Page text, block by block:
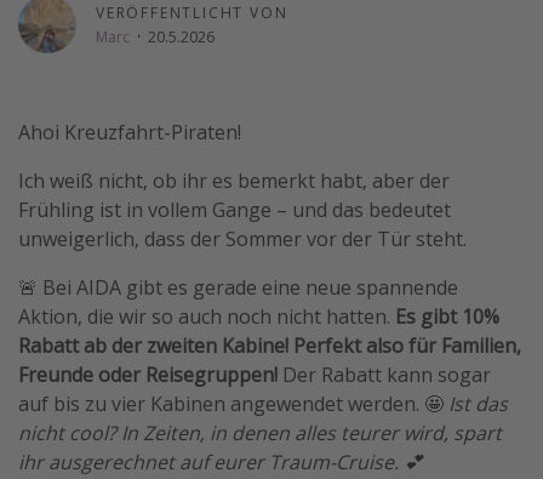
Travel Know How
Silvesterreisen
Last Minute Urlaub Deutschland
VERÖFFENTLICHT VON
Marc · 20.5.2026
Ahoi Kreuzfahrt-Piraten!
Ich weiß nicht, ob ihr es bemerkt habt, aber der
Frühling ist in vollem Gange – und das bedeutet
unweigerlich, dass der Sommer vor der Tür steht.
🚨 Bei AIDA gibt es gerade eine neue spannende
Aktion, die wir so auch noch nicht hatten. Es gibt 10%
Rabatt ab der zweiten Kabine! Perfekt also für Familien,
Freunde oder Reisegruppen! Der Rabatt kann sogar
auf bis zu vier Kabinen angewendet werden. 🤩 Ist das
nicht cool? In Zeiten, in denen alles teurer wird, spart
ihr ausgerechnet auf eurer Traum-Cruise. 💕